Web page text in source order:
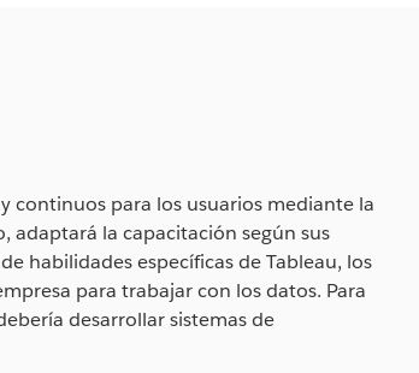
continuos para los usuarios mediante la
adaptará la capacitación según sus
habilidades específicas de Tableau, los
para trabajar con los datos. Para
desarrollar sistemas de